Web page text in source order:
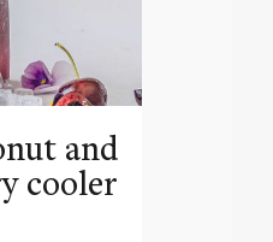
and
cooler